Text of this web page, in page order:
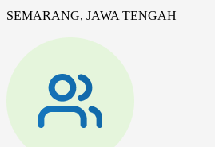
SEMARANG, JAWA TENGAH